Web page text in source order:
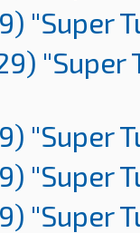
"Super
"Super
"Super
"Super
"Super